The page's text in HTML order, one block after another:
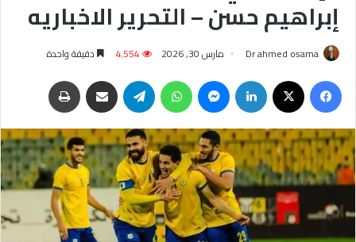
إبراهيم حسن – التحرير الاخباريه
Dr ahmed osama مارس 30, 2026 4٬554 دقيقة واحدة